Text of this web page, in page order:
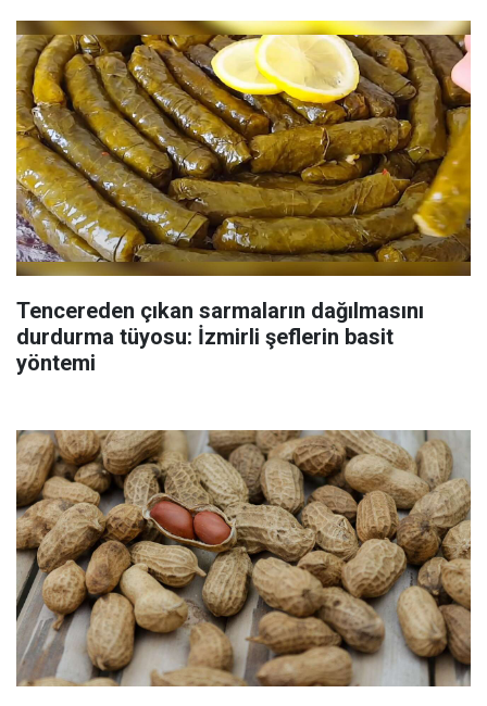
Tencereden çıkan sarmaların dağılmasını
durdurma tüyosu: İzmirli şeflerin basit
yöntemi